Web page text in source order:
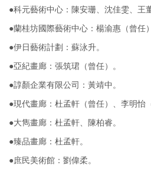
●科元藝術中心：陳安珊、沈佳雯、王
●蘭桂坊國際藝術中心：楊渝惠（曾任）
●伊日藝術計劃：蘇泳升。
●亞紀畫廊：張筑珺（曾任）。
●諄顏企業有限公司：黃靖中。
●現代畫廊：杜孟軒（曾任）、李明怡
●大雋畫廊：杜孟軒、陳柏睿。
●臻品畫廊：杜孟軒。
●庶民美術館：劉偉柔。